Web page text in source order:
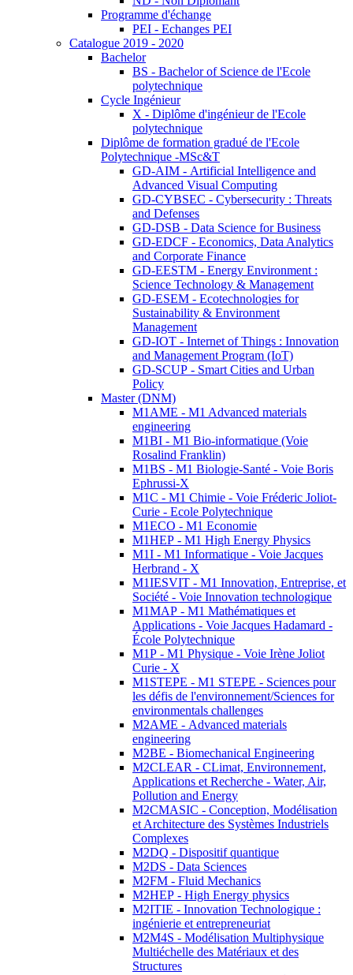
Programme d'échange
PEI - Echanges PEI
Catalogue 2019 - 2020
Bachelor
BS - Bachelor of Science de l'Ecole
polytechnique
Cycle Ingénieur
X - Diplôme d'ingénieur de l'Ecole
polytechnique
Diplôme de formation gradué de l'Ecole
Polytechnique -MSc&T
GD-AIM - Artificial Intelligence and
Advanced Visual Computing
GD-CYBSEC - Cybersecurity : Threats
and Defenses
GD-DSB - Data Science for Business
GD-EDCF - Economics, Data Analytics
and Corporate Finance
GD-EESTM - Energy Environment :
Science Technology & Management
GD-ESEM - Ecotechnologies for
Sustainability & Environment
Management
GD-IOT - Internet of Things : Innovation
and Management Program (IoT)
GD-SCUP - Smart Cities and Urban
Policy
Master (DNM)
M1AME - M1 Advanced materials
engineering
M1BI - M1 Bio-informatique (Voie
Rosalind Franklin)
M1BS - M1 Biologie-Santé - Voie Boris
Ephrussi-X
M1C - M1 Chimie - Voie Fréderic Joliot-
Curie - Ecole Polytechnique
M1ECO - M1 Economie
M1HEP - M1 High Energy Physics
M1I - M1 Informatique - Voie Jacques
Herbrand - X
M1IESVIT - M1 Innovation, Entreprise, et
Société - Voie Innovation technologique
M1MAP - M1 Mathématiques et
Applications - Voie Jacques Hadamard -
École Polytechnique
M1P - M1 Physique - Voie Irène Joliot
Curie - X
M1STEPE - M1 STEPE - Sciences pour
les défis de l'environnement/Sciences for
environmentals challenges
M2AME - Advanced materials
engineering
M2BE - Biomechanical Engineering
M2CLEAR - CLimat, Environnement,
Applications et Recherche - Water, Air,
Pollution and Energy
M2CMASIC - Conception, Modélisation
et Architecture des Systèmes Industriels
Complexes
M2DQ - Dispositif quantique
M2DS - Data Sciences
M2FM - Fluid Mechanics
M2HEP - High Energy physics
M2ITIE - Innovation Technologique :
ingénierie et entrepreneuriat
M2M4S - Modélisation Multiphysique
Multiéchelle des Matériaux et des
Structures